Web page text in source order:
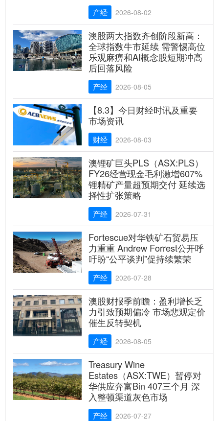
产经 2026-08-02
澳股两大指数齐创阶段新高：
全球指数牛市延续 需警惕高位
乐观麻痹和AI概念股短期冲高
后回落风险
产经 2026-08-05
【8.3】今日财经时讯及重要
市场资讯
财经 2026-08-03
澳锂矿巨头PLS（ASX:PLS）
FY26经营现金毛利激增607%
锂精矿产量超预期交付 延续选
择性扩张策略
产经 2026-07-31
Fortescue对华铁矿石贸易压
力重重 Andrew Forrest公开呼
吁盼“公平谈判”促持续繁荣
产经 2026-07-28
澳股财报季前瞻：盈利增长乏
力引致预期偏冷 市场悲观定价
催生反转契机
产经 2026-08-05
Treasury Wine
Estates（ASX:TWE）暂停对
华供应奔富Bin 407三个月 深
入整顿渠道灰色市场
产经 2026-07-27